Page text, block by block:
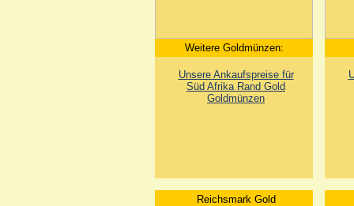
Weitere Goldmünzen:
Unsere Ankaufspreise für
Süd Afrika Rand Gold
Goldmünzen
Reichsmark Gold